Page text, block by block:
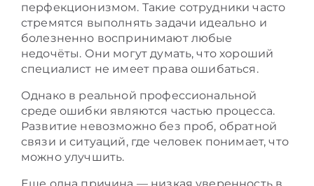
перфекционизмом. Такие сотрудники часто
стремятся выполнять задачи идеально и
болезненно воспринимают любые
недочёты. Они могут думать, что хороший
специалист не имеет права ошибаться.
Однако в реальной профессиональной
среде ошибки являются частью процесса.
Развитие невозможно без проб, обратной
связи и ситуаций, где человек понимает, что
можно улучшить.